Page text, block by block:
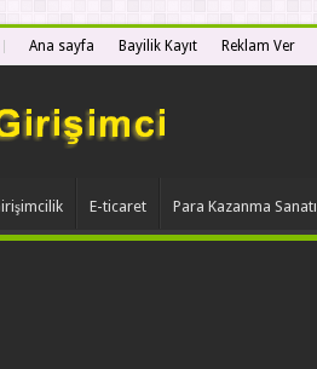
Ana sayfa Bayilik Kayıt Reklam Ver
E-ticaret Para Kazanma Sanatı